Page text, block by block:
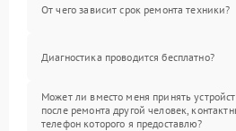
От чего зависит срок ремонта техники?
Диагностика проводится бесплатно?
Может ли вместо меня принять
после ремонта другой человек,
телефон которого я предоставлю?